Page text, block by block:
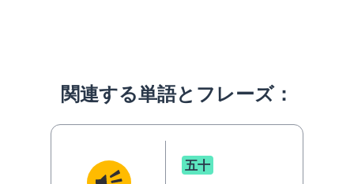
関連する単語とフレーズ：
五十